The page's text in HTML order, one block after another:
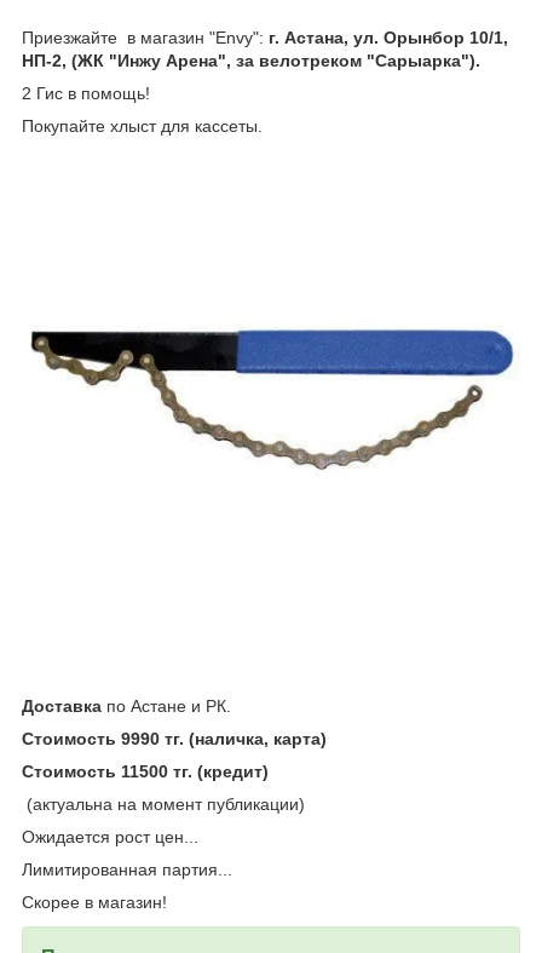
Приезжайте в магазин "Envy": г. Астана, ул. Орынбор 10/1,
НП-2, (ЖК "Инжу Арена", за велотреком "Сарыарка").
2 Гис в помощь!
Покупайте хлыст для кассеты.
Доставка по Астане и РК.
Стоимость 9990 тг. (наличка, карта)
Стоимость 11500 тг. (кредит)
(актуальна на момент публикации)
Ожидается рост цен...
Лимитированная партия...
Скорее в магазин!